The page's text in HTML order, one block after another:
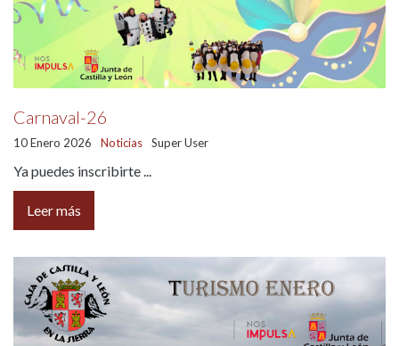
Carnaval-26
10 Enero 2026 Noticias Super User
Ya puedes inscribirte ...
Leer más